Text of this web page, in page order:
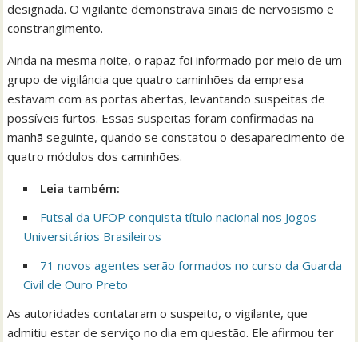
designada. O vigilante demonstrava sinais de nervosismo e
constrangimento.
Ainda na mesma noite, o rapaz foi informado por meio de um
grupo de vigilância que quatro caminhões da empresa
estavam com as portas abertas, levantando suspeitas de
possíveis furtos. Essas suspeitas foram confirmadas na
manhã seguinte, quando se constatou o desaparecimento de
quatro módulos dos caminhões.
Leia também:
Futsal da UFOP conquista título nacional nos Jogos
Universitários Brasileiros
71 novos agentes serão formados no curso da Guarda
Civil de Ouro Preto
As autoridades contataram o suspeito, o vigilante, que
admitiu estar de serviço no dia em questão. Ele afirmou ter